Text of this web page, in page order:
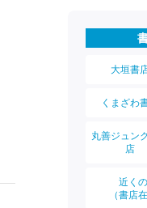
大垣書
くまざわ
丸善ジュン
店
近く
（書店